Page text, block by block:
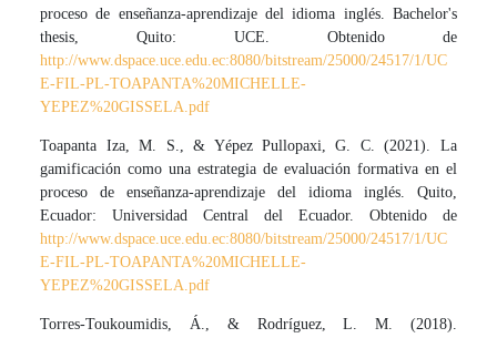
proceso de enseñanza-aprendizaje del idioma inglés. Bachelor's
thesis, Quito: UCE. Obtenido de
http://www.dspace.uce.edu.ec:8080/bitstream/25000/24517/1/UC
E-FIL-PL-TOAPANTA%20MICHELLE-
YEPEZ%20GISSELA.pdf
Toapanta Iza, M. S., & Yépez Pullopaxi, G. C. (2021). La
gamificación como una estrategia de evaluación formativa en el
proceso de enseñanza-aprendizaje del idioma inglés. Quito,
Ecuador: Universidad Central del Ecuador. Obtenido de
http://www.dspace.uce.edu.ec:8080/bitstream/25000/24517/1/UC
E-FIL-PL-TOAPANTA%20MICHELLE-
YEPEZ%20GISSELA.pdf
Torres-Toukoumidis, Á., & Rodríguez, L. M. (2018).